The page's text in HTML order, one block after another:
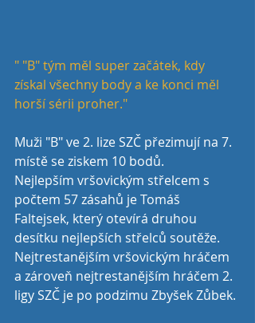
" "B" tým měl super začátek, kdy
získal všechny body a ke konci měl
horší sérii proher."
Muži "B" ve 2. lize SZČ přezimují na 7.
místě se ziskem 10 bodů.
Nejlepším vršovickým střelcem s
počtem 57 zásahů je Tomáš
Faltejsek, který otevírá druhou
desítku nejlepších střelců soutěže.
Nejtrestanějším vršovickým hráčem
a zároveň nejtrestanějším hráčem 2.
ligy SZČ je po podzimu Zbyšek Zůbek.